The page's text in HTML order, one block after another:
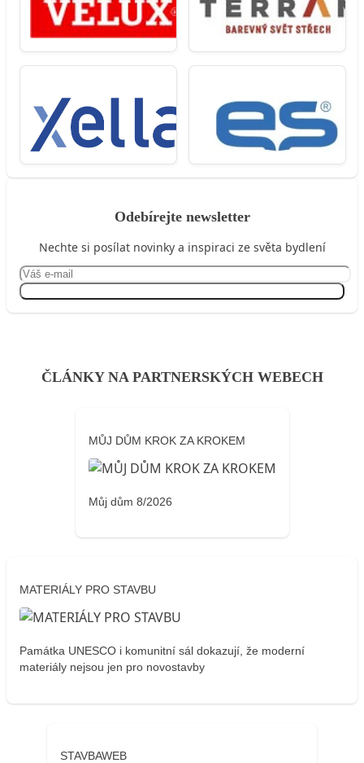
Odebírejte newsletter
Nechte si posílat novinky a inspiraci ze světa bydlení
ČLÁNKY NA PARTNERSKÝCH WEBECH
MŮJ DŮM KROK ZA KROKEM
Můj dům 8/2026
MATERIÁLY PRO STAVBU
Památka UNESCO i komunitní sál dokazují, že moderní
materiály nejsou jen pro novostavby
STAVBAWEB